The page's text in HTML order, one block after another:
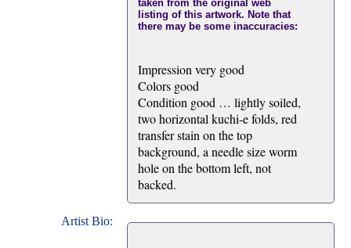
taken from the original web
listing of this artwork. Note that
there may be some inaccuracies:
Impression very good
Colors good
Condition good … lightly soiled,
two horizontal kuchi-e folds, red
transfer stain on the top
background, a needle size worm
hole on the bottom left, not
backed.
Artist Bio: